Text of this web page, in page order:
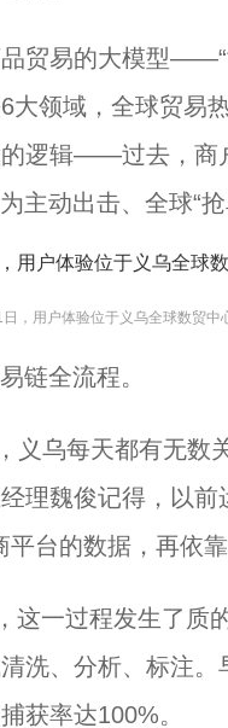
易的大模型——“
大领域，全球贸易
逻辑——过去，商
主动出击、全球“抢
，用户体验位于义乌全球数贸中
全流程。
乌每天都有无数
理魏俊记得，以
平台的数据，再依
一过程发生了质
洗、分析、标注。
获率达100%。